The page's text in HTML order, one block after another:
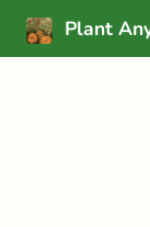
Plant